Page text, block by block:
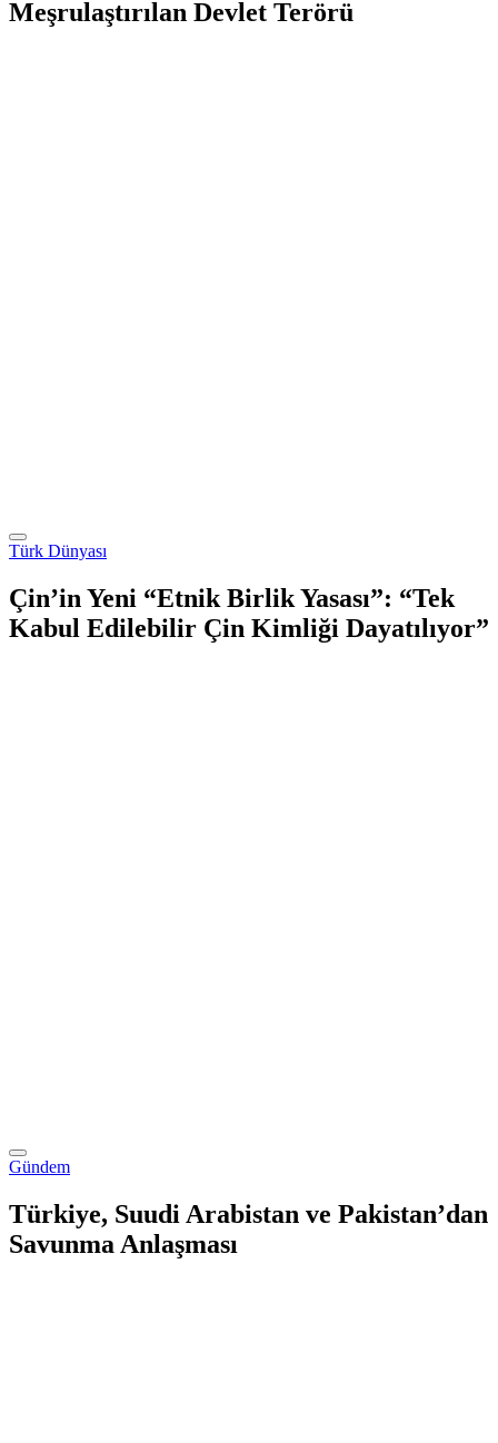
Meşrulaştırılan Devlet Terörü
Türk Dünyası
Çin’in Yeni “Etnik Birlik Yasası”: “Tek
Kabul Edilebilir Çin Kimliği Dayatılıyor”
Gündem
Türkiye, Suudi Arabistan ve Pakistan’dan
Savunma Anlaşması